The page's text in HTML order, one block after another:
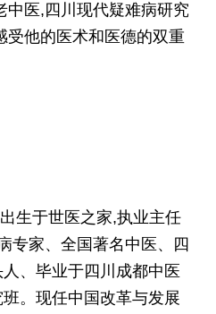
中医,四川现代疑难病研究
受他的医术和医德的双重
生于世医之家,执业主任
专家、全国著名中医、四
、毕业于四川成都中医
。现任中国改革与发展